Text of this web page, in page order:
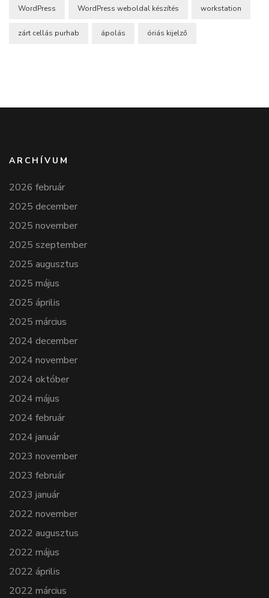
WordPress WordPress weboldal készítés workstation
zárt cellás purhab ápolás óriás kijelző
ARCHÍVUM
2026 február
2025 december
2025 november
2025 szeptember
2025 augusztus
2025 május
2025 április
2025 március
2024 december
2024 november
2024 október
2024 május
2024 február
2024 január
2023 november
2023 február
2023 január
2022 november
2022 augusztus
2022 május
2022 április
2022 március